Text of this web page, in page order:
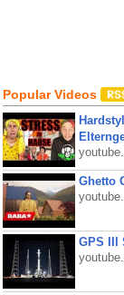
Popular Videos
Ghetto
GPS III